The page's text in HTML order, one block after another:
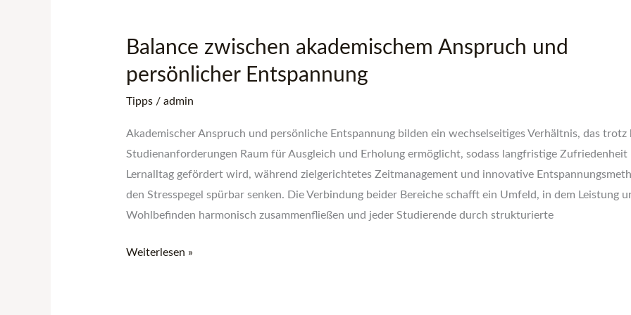
Balance zwischen akademischem Anspruch und
persönlicher Entspannung
Tipps/ admin
Akademischer Anspruch und persönliche Entspannung bilden ein wechselseitiges Verhältnis, das trotz
Studienanforderungen Raum für Ausgleich und Erholung ermöglicht, sodass langfristige Zufriedenheit
Lernalltag gefördert wird, während zielgerichtetes Zeitmanagement und innovative
den Stresspegel spürbar senken. Die Verbindung beider Bereiche schafft ein Umfeld, in dem Leistung
Wohlbefinden harmonisch zusammenfließen und jeder Studierende durch strukturierte
akademischem
Anspruch
und
persönlicher
Entspannung
Weiterlesen »